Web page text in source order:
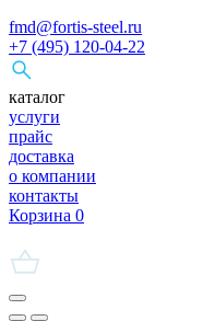
fmd@fortis-steel.ru
+7 (495) 120-04-22
каталог
услуги
прайс
доставка
о компании
контакты
Корзина 0